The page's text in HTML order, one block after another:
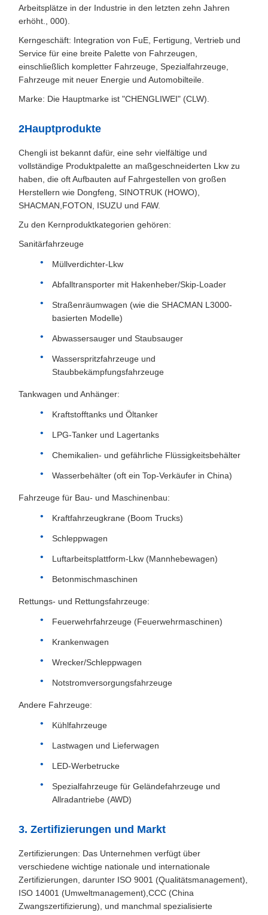
Arbeitsplätze in der Industrie in den letzten zehn Jahren
erhöht., 000).
Kerngeschäft: Integration von FuE, Fertigung, Vertrieb und
Service für eine breite Palette von Fahrzeugen,
einschließlich kompletter Fahrzeuge, Spezialfahrzeuge,
Fahrzeuge mit neuer Energie und Automobilteile.
Marke: Die Hauptmarke ist "CHENGLIWEI" (CLW).
2Hauptprodukte
Chengli ist bekannt dafür, eine sehr vielfältige und
vollständige Produktpalette an maßgeschneiderten Lkw zu
haben, die oft Aufbauten auf Fahrgestellen von großen
Herstellern wie Dongfeng, SINOTRUK (HOWO),
SHACMAN,FOTON, ISUZU und FAW.
Zu den Kernproduktkategorien gehören:
Sanitärfahrzeuge
Müllverdichter-Lkw
Abfalltransporter mit Hakenheber/Skip-Loader
Straßenräumwagen (wie die SHACMAN L3000-
basierten Modelle)
Abwassersauger und Staubsauger
Wasserspritzfahrzeuge und
Staubbekämpfungsfahrzeuge
Tankwagen und Anhänger:
Kraftstofftanks und Öltanker
LPG-Tanker und Lagertanks
Chemikalien- und gefährliche Flüssigkeitsbehälter
Wasserbehälter (oft ein Top-Verkäufer in China)
Fahrzeuge für Bau- und Maschinenbau:
Kraftfahrzeugkrane (Boom Trucks)
Schleppwagen
Luftarbeitsplattform-Lkw (Mannhebewagen)
Betonmischmaschinen
Rettungs- und Rettungsfahrzeuge:
Feuerwehrfahrzeuge (Feuerwehrmaschinen)
Krankenwagen
Wrecker/Schleppwagen
Notstromversorgungsfahrzeuge
Andere Fahrzeuge:
Kühlfahrzeuge
Lastwagen und Lieferwagen
LED-Werbetrucke
Spezialfahrzeuge für Geländefahrzeuge und
Allradantriebe (AWD)
3. Zertifizierungen und Markt
Zertifizierungen: Das Unternehmen verfügt über
verschiedene wichtige nationale und internationale
Zertifizierungen, darunter ISO 9001 (Qualitätsmanagement),
ISO 14001 (Umweltmanagement),CCC (China
Zwangszertifizierung), und manchmal spezialisierte